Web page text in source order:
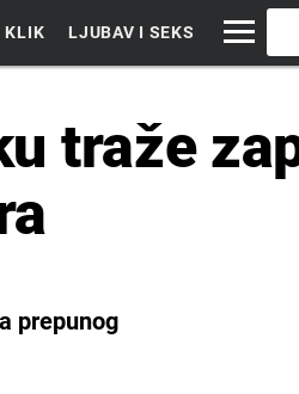
KLIK LJUBAV I SEKS
traže
prepunog